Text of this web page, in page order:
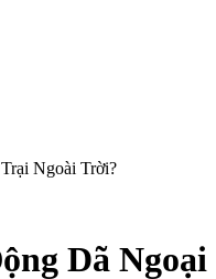
Ngoài Trời?
Dã